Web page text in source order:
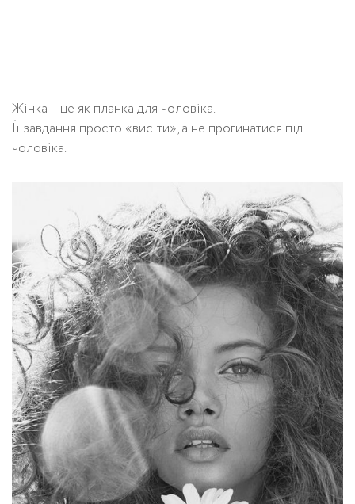
Жінка – це як планка для чоловіка.
Її завдання просто «висіти», а не прогинатися під
чоловіка.